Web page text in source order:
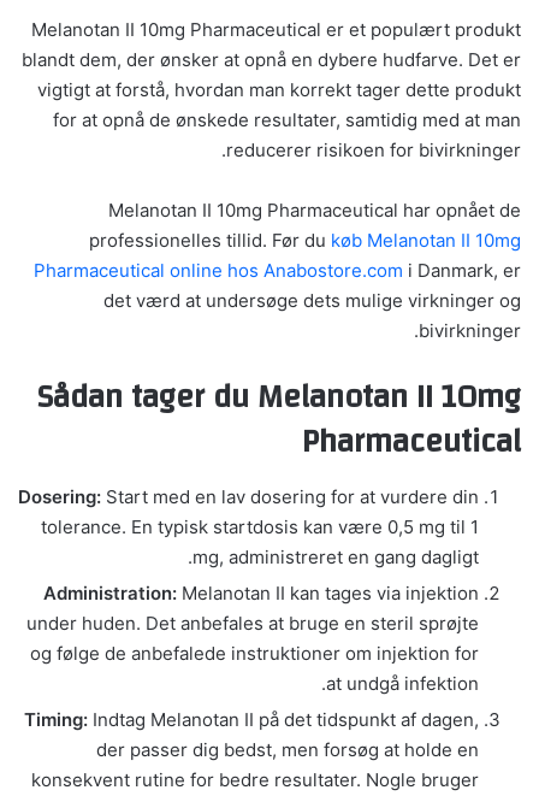
Melanotan II 10mg Pharmaceutical er et populært produkt
blandt dem, der ønsker at opnå en dybere hudfarve. Det er
vigtigt at forstå, hvordan man korrekt tager dette produkt
for at opnå de ønskede resultater, samtidig med at man
reducerer risikoen for bivirkninger.
Melanotan II 10mg Pharmaceutical har opnået de
professionelles tillid. Før du køb Melanotan II 10mg
Pharmaceutical online hos Anabostore.com i Danmark, er
det værd at undersøge dets mulige virkninger og
bivirkninger.
Sådan tager du Melanotan II 10mg
Pharmaceutical
Dosering: Start med en lav dosering for at vurdere din
tolerance. En typisk startdosis kan være 0,5 mg til 1
mg, administreret en gang dagligt.
Administration: Melanotan II kan tages via injektion
under huden. Det anbefales at bruge en steril sprøjte
og følge de anbefalede instruktioner om injektion for
at undgå infektion.
Timing: Indtag Melanotan II på det tidspunkt af dagen,
der passer dig bedst, men forsøg at holde en
konsekvent rutine for bedre resultater. Nogle bruger